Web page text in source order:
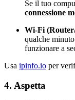
Se il tuo
connessione
Wi-Fi
qualche
funzionare a
Usa ipinfo.io per
4. Aspetta